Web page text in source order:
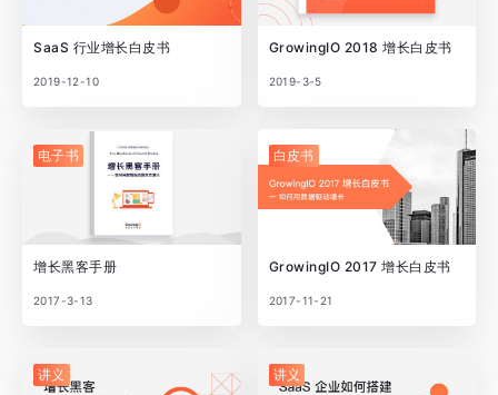
SaaS 行业增长白皮书
2019-12-10
GrowingIO 2018 增长白皮书
2019-3-5
电子书
增长黑客手册
2017-3-13
白皮书
GrowingIO 2017 增长白皮书
2017-11-21
讲义 讲义